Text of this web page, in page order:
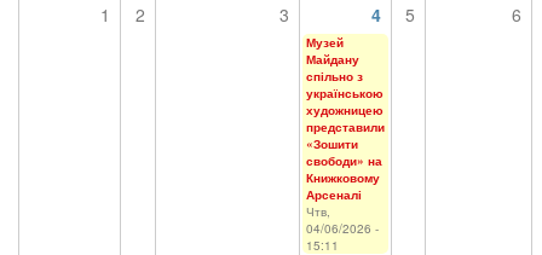
1
2 3 4 5 6
Музей
Майдану
спільно з
українською
художницею
представили
«Зошити
свободи» на
Книжковому
Арсеналі
Чтв,
04/06/2026 -
15:11